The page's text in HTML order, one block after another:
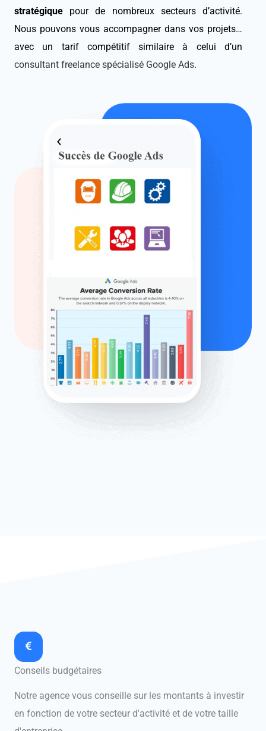
stratégique pour de nombreux secteurs d’activité.
Nous pouvons vous accompagner dans vos projets…
avec un tarif compétitif similaire à celui d’un
consultant freelance spécialisé Google Ads.
Conseils budgétaires
Notre agence vous conseille sur les montants à investir
en fonction de votre secteur d'activité et de votre taille